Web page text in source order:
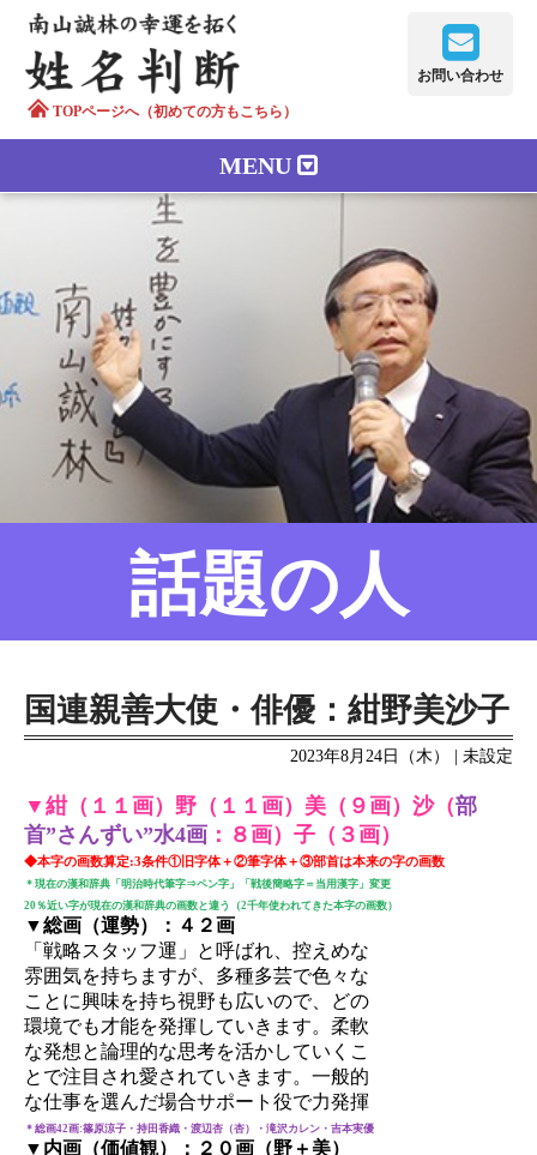
TOPページへ（初めての方もこちら）
お問い合わせ
MENU
正しい字画
南山誠林について
漢字の語源
漢字の歴史
苗字100のルーツ
話題の人
国連親善大使・俳優：紺野美沙子
2023年8月24日（木） | 未設定
▼紺（１１画）野（１１画）美（９画）沙（部
首”さんずい”水4画 ：８画）子（３画）
◆本字の画数算定:3条件①旧字体＋②筆字体＋③部首は本来の字の画数
＊現在の漢和辞典「明治時代筆字⇒ペン字」「戦後簡略字＝当用漢字」変更
20％近い字が現在の漢和辞典の画数と違う（2千年使われてきた本字の画数）
▼総画（運勢）：４２画
「戦略スタッフ運」と呼ばれ、控えめな
雰囲気を持ちますが、多種多芸で色々な
ことに興味を持ち視野も広いので、どの
環境でも才能を発揮していきます。柔軟
な発想と論理的な思考を活かしていくこ
とで注目され愛されていきます。一般的
な仕事を選んだ場合サポート役で力発揮
＊総画42画:篠原涼子・持田香織・渡辺杏（杏）・滝沢カレン・吉本実優
▼内画（価値観）：２０画（野＋美）